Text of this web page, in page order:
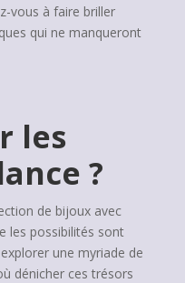
vous à faire briller
qui ne manqueront
les
?
de bijoux avec
les possibilités sont
une myriade de
dénicher ces trésors